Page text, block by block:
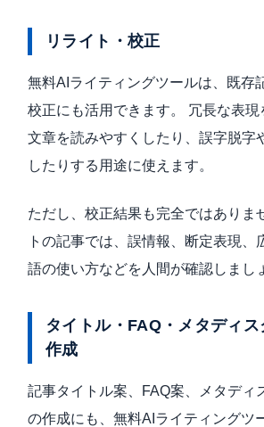
リライト・校正
無料AIライティングツールは、既存
校正にも活用できます。 冗長な表現
文章を読みやすくしたり、誤字脱字
したりする用途に使えます。
ただし、校正結果も完全ではありま
トの記事では、誤情報、断定表現、
語の使い方などを人間が確認しまし
タイトル・FAQ・メタディ
作成
記事タイトル案、FAQ案、メタディ
の作成にも、無料AIライティングツ